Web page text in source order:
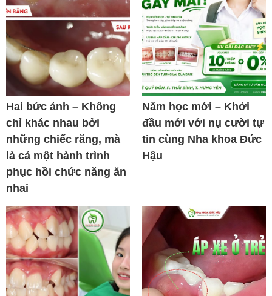
Hai bức ảnh – Không
chỉ khác nhau bởi
những chiếc răng, mà
là cả một hành trình
phục hồi chức năng ăn
nhai
Năm học mới – Khởi
đầu mới với nụ cười tự
tin cùng Nha khoa Đức
Hậu